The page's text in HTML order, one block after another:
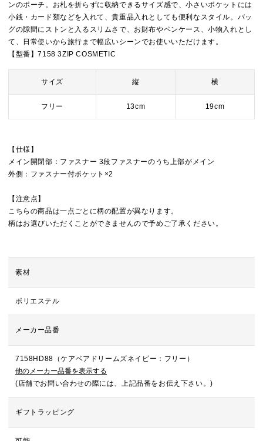
ンのポーチ。お札を折らずに収納できるサイズ感で、小さいポケットには
小銭・カード類などを入れて、貴重品入れとしても便利なスタイル。バッ
グの隙間にストンと入るスリムさで、お財布やペンケース、小物入れとし
て、日常使いから旅行まで幅広いシーンでお使いいただけます。
【型番】7158 3ZIP COSMETIC
サイズ 縦 横
フリー 13cm 19cm
【仕様】
メイン開閉部：ファスナー 3段ファスナーのうち上部がメイン
外側：ファスナー付ポケット×2
【注意点】
こちらの商品は一点ごとに柄の配置が異なります。
柄はお選びいただくことができませんので予めご了承ください。
素材
ポリエステル
メーカー品番
7158HD88（ケアベアドリームズネイビー：フリー）
他のメーカー品番を表示する
(店舗でお問い合わせの際には、上記品番をお伝え下さい。)
ギフトラッピング